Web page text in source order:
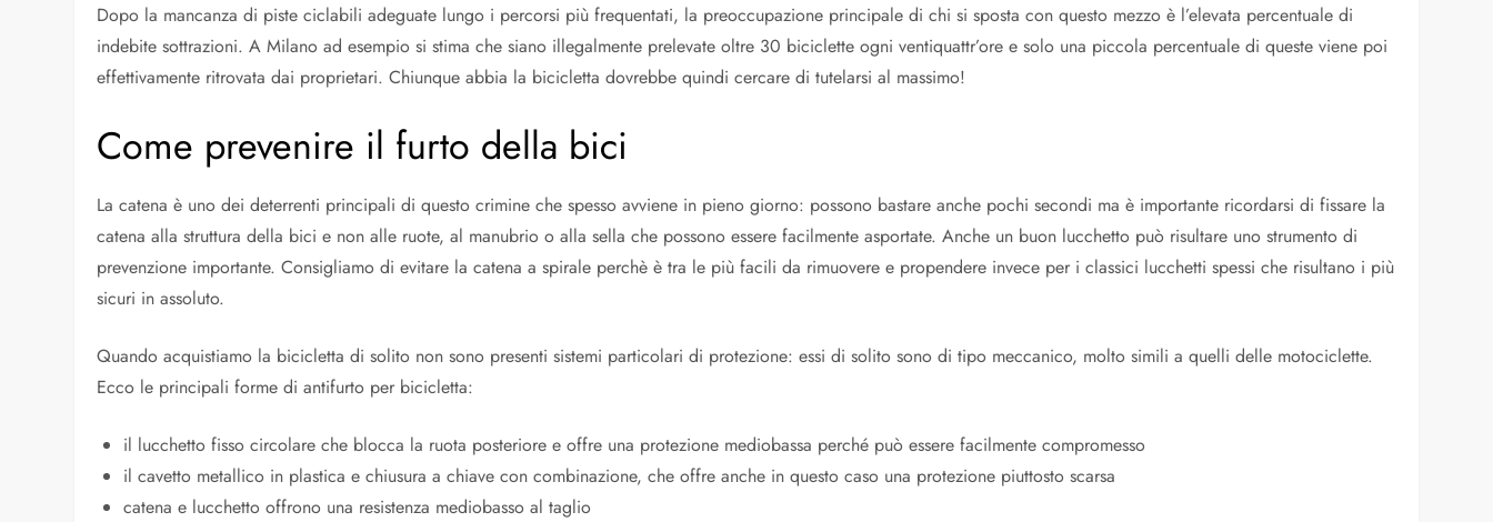
Dopo la mancanza di piste ciclabili adeguate lungo i percorsi più frequentati, la preoccupazione principale di chi si sposta con questo mezzo è l’elevata percentuale di
indebite sottrazioni. A Milano ad esempio si stima che siano illegalmente prelevate oltre 30 biciclette ogni ventiquattr’ore e solo una piccola percentuale di queste viene poi
effettivamente ritrovata dai proprietari. Chiunque abbia la bicicletta dovrebbe quindi cercare di tutelarsi al massimo!
Come prevenire il furto della bici
La catena è uno dei deterrenti principali di questo crimine che spesso avviene in pieno giorno: possono bastare anche pochi secondi ma è importante ricordarsi di fissare la
catena alla struttura della bici e non alle ruote, al manubrio o alla sella che possono essere facilmente asportate. Anche un buon lucchetto può risultare uno strumento di
prevenzione importante. Consigliamo di evitare la catena a spirale perchè è tra le più facili da rimuovere e propendere invece per i classici lucchetti spessi che risultano i più
sicuri in assoluto.
Quando acquistiamo la bicicletta di solito non sono presenti sistemi particolari di protezione: essi di solito sono di tipo meccanico, molto simili a quelli delle motociclette.
Ecco le principali forme di antifurto per bicicletta:
il lucchetto fisso circolare che blocca la ruota posteriore e offre una protezione mediobassa perché può essere facilmente compromesso
il cavetto metallico in plastica e chiusura a chiave con combinazione, che offre anche in questo caso una protezione piuttosto scarsa
catena e lucchetto offrono una resistenza mediobasso al taglio